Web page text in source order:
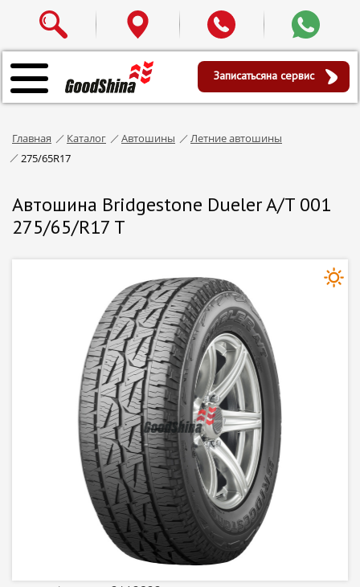
Записатьсяна сервис
Главная Каталог Автошины
Летние автошины
275/65R17
Автошина Bridgestone Dueler A/T 001
275/65/R17 T